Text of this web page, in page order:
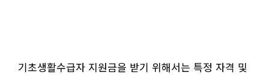
기초생활수급자 지원금을 받기 위해서는 특정 자격 및